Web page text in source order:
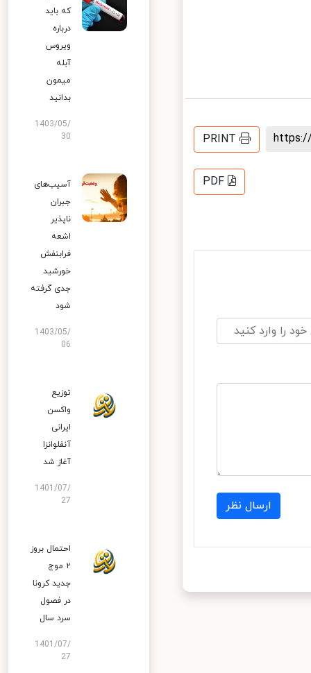
PRINT
PDF
ارسال نظر
که باید
درباره
ویروس
آبله
میمون
بدانید
1403/05/
30
آسیب‌های
جبران
ناپذیر
اشعه
فرابنفش
خورشید
جدی گرفته
شود
1403/05/
06
توزیع
واکسن
ایرانی
آنفلوانزا
آغاز شد
1401/07/
27
احتمال بروز
۲ موج
جدید کرونا
در فصول
سرد سال
1401/07/
27